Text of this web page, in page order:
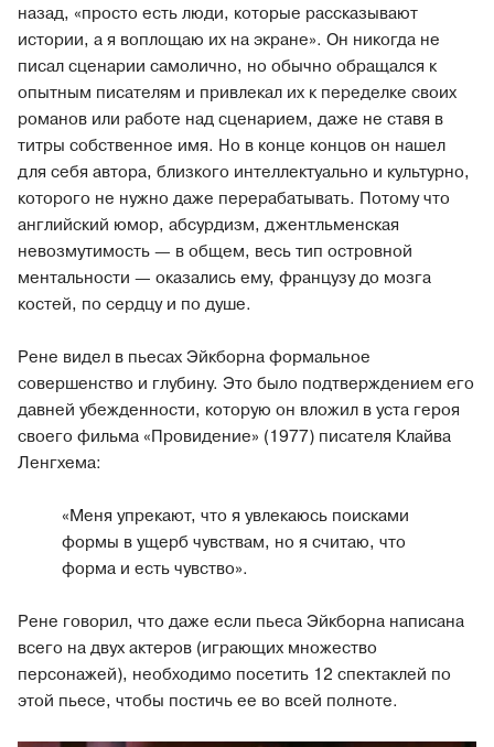
назад, «просто есть люди, которые рассказывают
истории, а я воплощаю их на экране». Он никогда не
писал сценарии самолично, но обычно обращался к
опытным писателям и привлекал их к переделке своих
романов или работе над сценарием, даже не ставя в
титры собственное имя. Но в конце концов он нашел
для себя автора, близкого интеллектуально и культурно,
которого не нужно даже перерабатывать. Потому что
английский юмор, абсурдизм, джентльменская
невозмутимость — в общем, весь тип островной
ментальности — оказались ему, французу до мозга
костей, по сердцу и по душе.
Рене видел в пьесах Эйкборна формальное
совершенство и глубину. Это было подтверждением его
давней убежденности, которую он вложил в уста героя
своего фильма «Провидение» (1977) писателя Клайва
Ленгхема:
«Меня упрекают, что я увлекаюсь поисками
формы в ущерб чувствам, но я считаю, что
форма и есть чувство».
Рене говорил, что даже если пьеса Эйкборна написана
всего на двух актеров (играющих множество
персонажей), необходимо посетить 12 спектаклей по
этой пьесе, чтобы постичь ее во всей полноте.